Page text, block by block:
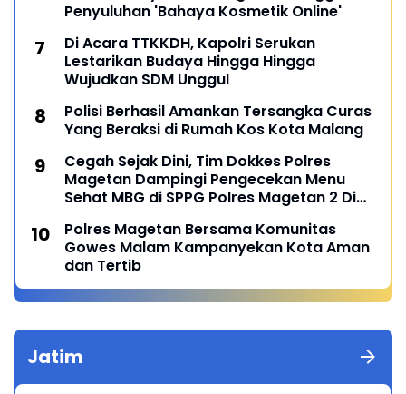
Penyuluhan 'Bahaya Kosmetik Online'
Di Acara TTKKDH, Kapolri Serukan
Lestarikan Budaya Hingga Hingga
Wujudkan SDM Unggul
Polisi Berhasil Amankan Tersangka Curas
Yang Beraksi di Rumah Kos Kota Malang
Cegah Sejak Dini, Tim Dokkes Polres
Magetan Dampingi Pengecekan Menu
Sehat MBG di SPPG Polres Magetan 2 Di
Polres Magetan Bersama Komunitas
Gowes Malam Kampanyekan Kota Aman
dan Tertib
Jatim